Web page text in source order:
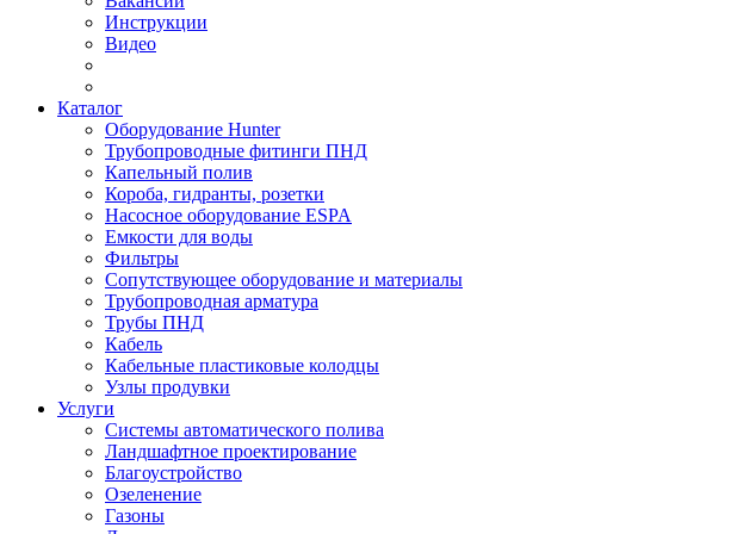
Инструкции
Видео
Каталог
Оборудование Hunter
Трубопроводные фитинги ПНД
Капельный полив
Короба, гидранты, розетки
Насосное оборудование ESPA
Емкости для воды
Фильтры
Сопутствующее оборудование и материалы
Трубопроводная арматура
Трубы ПНД
Кабель
Кабельные пластиковые колодцы
Узлы продувки
Услуги
Системы автоматического полива
Ландшафтное проектирование
Благоустройство
Озеленение
Газоны